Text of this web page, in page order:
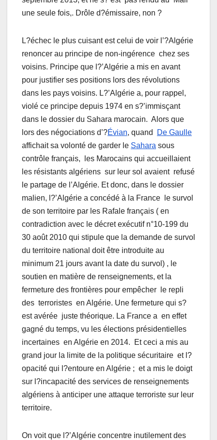
une seule fois,. Drôle d?émissaire, non ?
L?échec le plus cuisant est celui de voir l’?Algérie
renoncer au principe de non-ingérence chez ses
voisins. Principe que l?’Algérie a mis en avant
pour justifier ses positions lors des révolutions
dans les pays voisins. L?’Algérie a, pour rappel,
violé ce principe depuis 1974 en s?’immisçant
dans le dossier du Sahara marocain. Alors que
lors des négociations d’?Évian, quand
De Gaulle
affichait sa volonté de garder le Sahara sous
contrôle français, les Marocains qui accueillaient
les résistants algériens sur leur sol avaient refusé
le partage de l’Algérie. Et donc, dans le dossier
malien, l?’Algérie a concédé à la France le survol
de son territoire par les Rafale français ( en
contradiction avec le décret exécutif n°10-199 du
30 août 2010 qui stipule que la demande de survol
du territoire national doit être introduite au
minimum 21 jours avant la date du survol) , le
soutien en matière de renseignements, et la
fermeture des frontières pour empêcher le repli
des terroristes en Algérie. Une fermeture qui s?
est avérée juste théorique. La France a en effet
gagné du temps, vu les élections présidentielles
incertaines en Algérie en 2014. Et ceci a mis au
grand jour la limite de la politique sécuritaire et l?
opacité qui l?entoure en Algérie ; et a mis le doigt
sur l?incapacité des services de renseignements
algériens à anticiper une attaque terroriste sur leur
territoire.
On voit que l?’Algérie concentre inutilement des